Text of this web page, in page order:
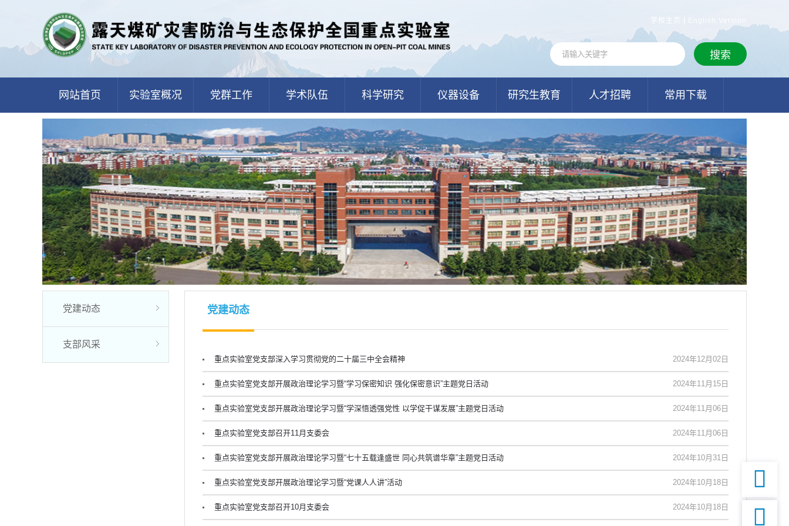
学校主页 English Version
网站首页 实验室概况 党群工作 学术队伍 科学研究 仪器设备 研究生教育 人才招聘 常用下载
党建动态
支部风采
党建动态
2024年12月02日
重点实验室党支部深入学习贯彻党的二十届三中全会精神
2024年11月15日
重点实验室党支部开展政治理论学习暨“学习保密知识 强化保密意识”主题党日活动
2024年11月06日
重点实验室党支部开展政治理论学习暨“学深悟透强党性 以学促干谋发展”主题党日活动
2024年11月06日
重点实验室党支部召开11月支委会
2024年10月31日
重点实验室党支部开展政治理论学习暨“七十五载逢盛世 同心共筑谱华章”主题党日活动
2024年10月18日
重点实验室党支部开展政治理论学习暨“党课人人讲”活动
2024年10月18日
重点实验室党支部召开10月支委会

